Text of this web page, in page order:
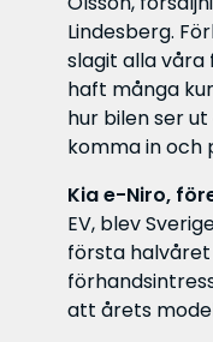
Lindesberg.
slagit alla våra
haft många
hur bilen ser
komma in och
Kia e-Niro,
EV, blev
första halvåret
att årets